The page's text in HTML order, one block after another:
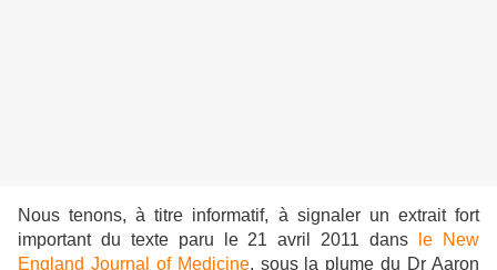
Nous tenons, à titre informatif, à signaler un extrait fort
important du texte paru le 21 avril 2011 dans
le New
England Journal of Medicine, sous la plume du Dr Aaron